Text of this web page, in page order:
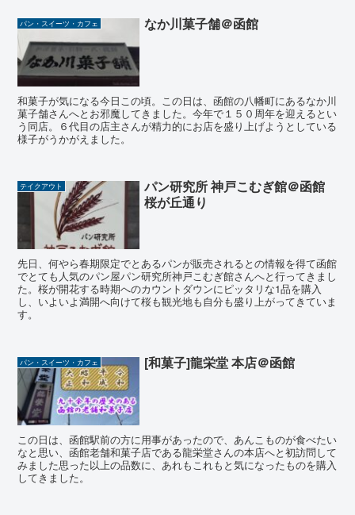
パン・スイーツ・カフェ なか川菓子舗＠函館
和菓子が気になる今日この頃。この日は、函館の八幡町にあるなか川
菓子舗さんへとお邪魔してきました。今年で１５０周年を迎えるとい
う同店。６代目の店主さんが精力的にお店を盛り上げようとしている
様子がうかがえました。
テイクアウト
パン研究所 神戸こむぎ館＠函館
桜が丘通り
先日、何やら春期限定でとあるパンが販売されるとの情報を得て函館
でとても人気のパン屋パン研究所神戸こむぎ館さんへと行ってきまし
た。桜が開花する時期へのカウントダウンにピッタリな1品を購入
し、いよいよ満開へ向けて桜も観光地も自分も盛り上がってきていま
す。
パン・スイーツ・カフェ [和菓子]龍栄堂 本店＠函館
この日は、函館駅前の方に用事があったので、あんこものが食べたい
なと思い、函館老舗和菓子店である龍栄堂さんの本店へと初訪問して
みました思った以上の品数に、あれもこれもと気になったものを購入
してきました。